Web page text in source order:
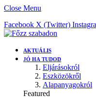
Close Menu
Facebook X (Twitter)
AKTUÁLIS
JÓ HA TUDOD
Eljárásokról
Eszközökről
Alapanyagokról
Featured